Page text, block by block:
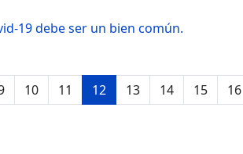
19 debe ser un bien común.
10 11 12 13 14 15 16